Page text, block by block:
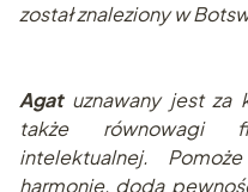
został znaleziony w
Agatuznawany jest za
także równowagi
intelektualnej.
harmonię, doda